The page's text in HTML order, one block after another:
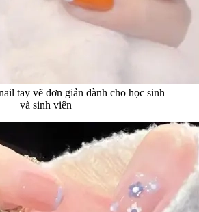
tay vẽ đơn giản dành cho học sinh
và sinh viên